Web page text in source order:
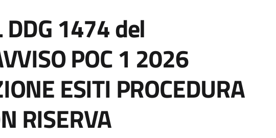
DDG 1474 del
POC 1 2026
ESITI PROCEDURA
RISERVA